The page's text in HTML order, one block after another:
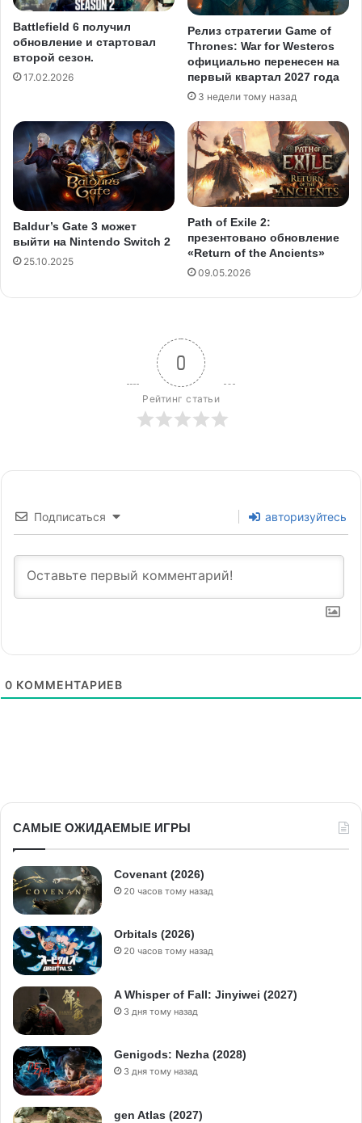
Battlefield 6 получил
обновление и стартовал
второй сезон.
17.02.2026
Релиз стратегии Game of
Thrones: War for Westeros
официально перенесен на
первый квартал 2027 года
3 недели тому назад
Baldur’s Gate 3 может
выйти на Nintendo Switch 2
25.10.2025
Path of Exile 2:
презентовано обновление
«Return of the Ancients»
09.05.2026
0
Рейтинг статьи
Подписаться авторизуйтесь
0 КОММЕНТАРИЕВ
САМЫЕ ОЖИДАЕМЫЕ ИГРЫ
Covenant (2026)
20 часов тому назад
Orbitals (2026)
20 часов тому назад
A Whisper of Fall: Jinyiwei (2027)
3 дня тому назад
Genigods: Nezha (2028)
3 дня тому назад
gen Atlas (2027)